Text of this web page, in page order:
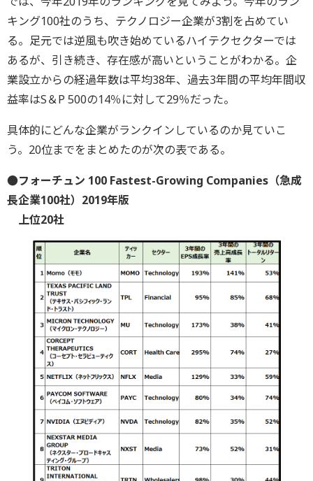
キング100社のうち、テクノロジー企業が3割を占めてい
る。足元では逆風も吹き始めているハイテクセクターでは
あるが、引き続き、存在感が高いということがわかる。企
業設立からの経過年数は平均38年、過去3年間の平均年間収
益率はS＆P 500の14％に対して29％だった。
具体的にどんな企業がランクインしているのか見ていこ
う。20位までをまとめたのが次の表である。
●フォーチュン 100 Fastest-Growing Companies（急成
長企業100社）2019年版
上位20社